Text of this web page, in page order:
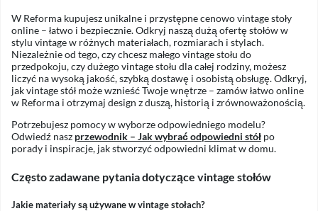
W Reforma kupujesz unikalne i przystępne cenowo vintage stoły
online – łatwo i bezpiecznie. Odkryj naszą dużą ofertę stołów w
stylu vintage w różnych materiałach, rozmiarach i stylach.
Niezależnie od tego, czy chcesz małego vintage stołu do
przedpokoju, czy dużego vintage stołu dla całej rodziny, możesz
liczyć na wysoką jakość, szybką dostawę i osobistą obsługę. Odkryj,
jak vintage stół może wznieść Twoje wnętrze – zamów łatwo online
w Reforma i otrzymaj design z duszą, historią i zrównoważonością.
Potrzebujesz pomocy w wyborze odpowiedniego modelu?
Odwiedź nasz przewodnik – Jak wybrać odpowiedni stół po
porady i inspiracje, jak stworzyć odpowiedni klimat w domu.
Często zadawane pytania dotyczące vintage stołów
Jakie materiały są używane w vintage stołach?